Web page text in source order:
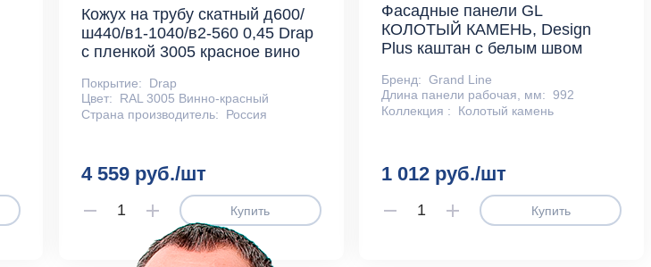
Кожух на трубу скатный д600/
ш440/в1-1040/в2-560 0,45 Drap
с пленкой 3005 красное вино
Покрытие:
Drap
Цвет:
RAL 3005 Винно-красный
Страна производитель:
Россия
4 559 руб./шт
Купить
Фасадные панели GL
КОЛОТЫЙ КАМЕНЬ, Design
Plus каштан с белым швом
Бренд: Grand Line
Длина панели рабочая, мм: 992
Коллекция :
Колотый камень
1 012 руб./шт
Купить